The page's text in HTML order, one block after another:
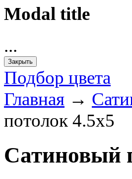
Modal title
...
Закрыть
Подбор цвета
Главная →
потолок 4.5х5
Сатиновый